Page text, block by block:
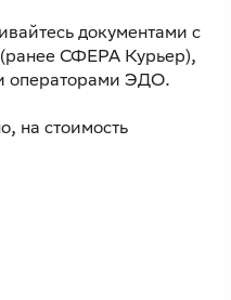
документами с
СФЕРА Курьер),
операторами ЭДО.
на стоимость